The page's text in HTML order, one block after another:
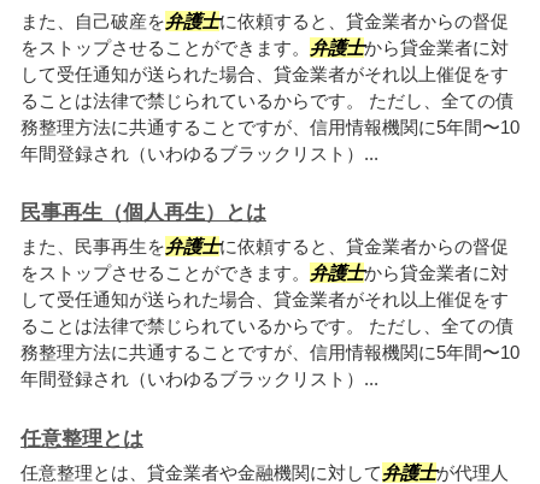
また、自己破産を弁護士に依頼すると、貸金業者からの督促
をストップさせることができます。 弁護士から貸金業者に対
して受任通知が送られた場合、貸金業者がそれ以上催促をす
ることは法律で禁じられているからです。 ただし、全ての債
務整理方法に共通することですが、信用情報機関に5年間〜10
年間登録され（いわゆるブラックリスト）...
民事再生（個人再生）とは
また、民事再生を弁護士に依頼すると、貸金業者からの督促
をストップさせることができます。 弁護士から貸金業者に対
して受任通知が送られた場合、貸金業者がそれ以上催促をす
ることは法律で禁じられているからです。 ただし、全ての債
務整理方法に共通することですが、信用情報機関に5年間〜10
年間登録され（いわゆるブラックリスト）...
任意整理とは
任意整理とは、貸金業者や金融機関に対して弁護士が代理人